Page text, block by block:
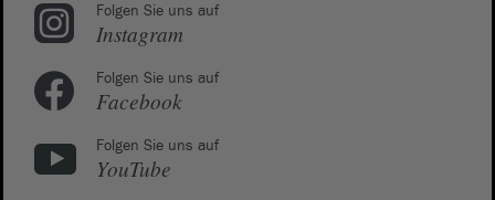
Folgen Sie uns auf
Instagram
Folgen Sie uns auf
Facebook
Folgen Sie uns auf
YouTube